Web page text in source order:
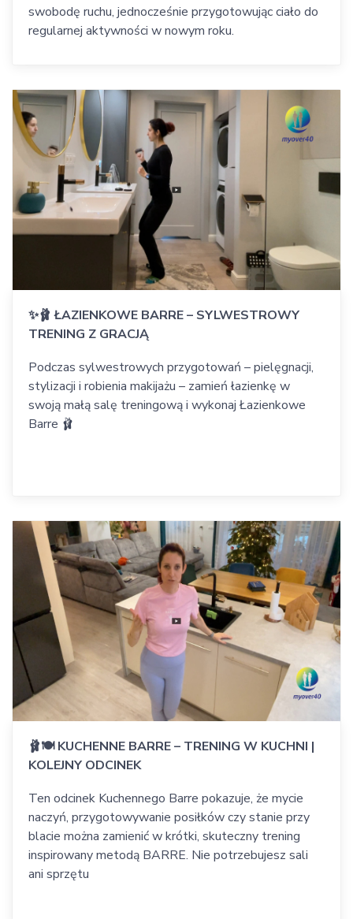
swobodę ruchu, jednocześnie przygotowując ciało do
regularnej aktywności w nowym roku.
✨🩰 ŁAZIENKOWE BARRE – SYLWESTROWY
TRENING Z GRACJĄ
Podczas sylwestrowych przygotowań – pielęgnacji,
stylizacji i robienia makijażu – zamień łazienkę w
swoją małą salę treningową i wykonaj Łazienkowe
Barre 🩰
🩰🍽️ KUCHENNE BARRE – TRENING W KUCHNI |
KOLEJNY ODCINEK
Ten odcinek Kuchennego Barre pokazuje, że mycie
naczyń, przygotowywanie posiłków czy stanie przy
blacie można zamienić w krótki, skuteczny trening
inspirowany metodą BARRE. Nie potrzebujesz sali
ani sprzętu